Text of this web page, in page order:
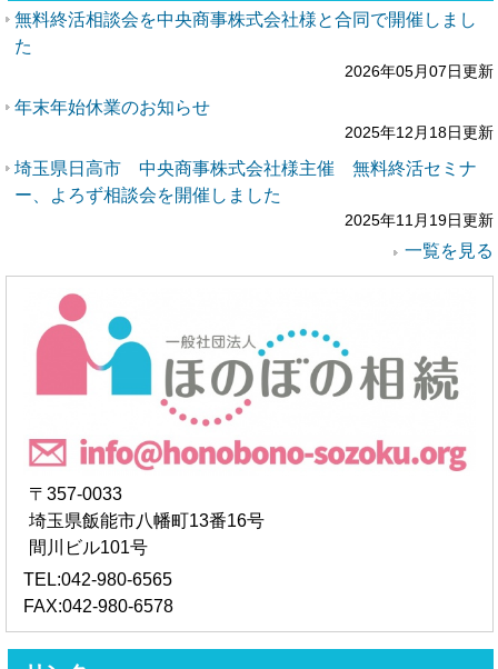
無料終活相談会を中央商事株式会社様と合同で開催しまし
た
2026年05月07日更新
年末年始休業のお知らせ
2025年12月18日更新
埼玉県日高市 中央商事株式会社様主催 無料終活セミナ
ー、よろず相談会を開催しました
2025年11月19日更新
一覧を見る
〒357-0033
埼玉県飯能市八幡町13番16号
間川ビル101号
TEL:042-980-6565
FAX:042-980-6578